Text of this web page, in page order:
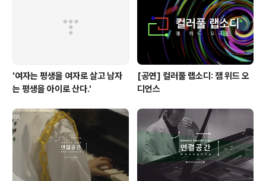
'여자는 평생을 여자로 살고 남자
는 평생을 아이로 산다.'
[공연] 컬러풀 랩소디: 잼 위드 오
디언스